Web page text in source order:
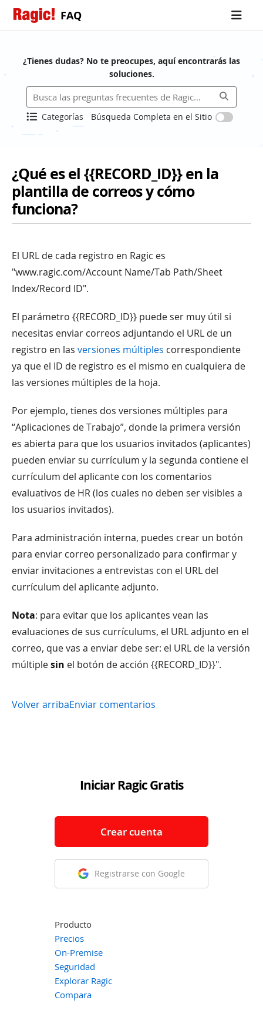
FAQ
¿Tienes dudas? No te preocupes, aquí encontrarás las
soluciones.
Categorías Búsqueda Completa en el Sitio
¿Qué es el {{RECORD_ID}} en la
plantilla de correos y cómo
funciona?
El URL de cada registro en Ragic es
"www.ragic.com/Account Name/Tab Path/Sheet
Index/Record ID".
El parámetro {{RECORD_ID}} puede ser muy útil si
necesitas enviar correos adjuntando el URL de un
registro en las versiones múltiples correspondiente
ya que el ID de registro es el mismo en cualquiera de
las versiones múltiples de la hoja.
Por ejemplo, tienes dos versiones múltiples para
“Aplicaciones de Trabajo”, donde la primera versión
es abierta para que los usuarios invitados (aplicantes)
pueden enviar su currículum y la segunda contiene el
currículum del aplicante con los comentarios
evaluativos de HR (los cuales no deben ser visibles a
los usuarios invitados).
Para administración interna, puedes crear un botón
para enviar correo personalizado para confirmar y
enviar invitaciones a entrevistas con el URL del
currículum del aplicante adjunto.
Nota: para evitar que los aplicantes vean las
evaluaciones de sus currículums, el URL adjunto en el
correo, que vas a enviar debe ser: el URL de la versión
múltiplesin el botón de acción {{RECORD_ID}}".
Volver arribaEnviar comentarios
Iniciar Ragic Gratis
Crear cuenta
Registrarse con Google
Producto
Precios
On-Premise
Seguridad
Explorar Ragic
Compara